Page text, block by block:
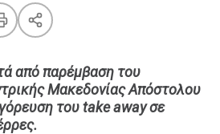
από παρέμβαση του
Μακεδονίας Απόστολου
του take away σε